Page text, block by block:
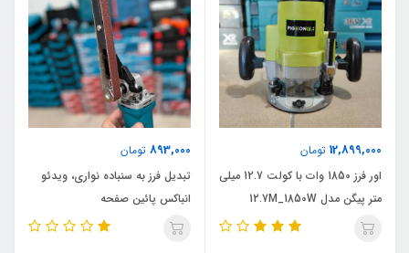
12,899,000 تومان
اور فرز 1850 وات با کولت 12.7 میلی
متر پیگن مدل 12.7M_1850W
893,000 تومان
تبدیل فرز به سنباده نواری، ویدئو
انباکس پائین صفحه